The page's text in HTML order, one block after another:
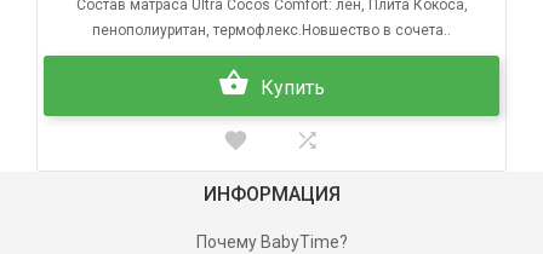
Состав матраса Ultra Cocos Comfort: лен, Плита Кокоса,
пенополиуритан, термофлекс.Новшество в сочета..
Купить
ИНФОРМАЦИЯ
Почему BabyTime?